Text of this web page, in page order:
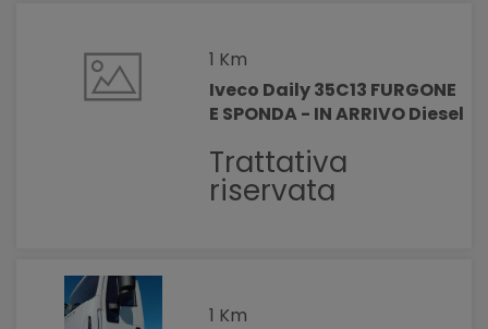
1 Km
Iveco Daily 35C13 FURGONE
E SPONDA - IN ARRIVO Diesel
Trattativa
riservata
1 Km